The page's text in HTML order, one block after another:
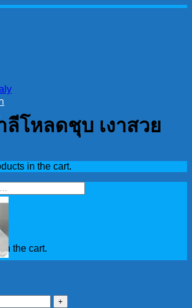
in the cart.
in the cart.
โหลดชุบ เงาสวย